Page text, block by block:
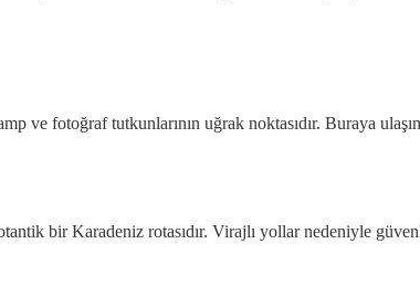
ve fotoğraf tutkunlarının uğrak noktasıdır. Buraya
bir Karadeniz rotasıdır. Virajlı yollar nedeniyle